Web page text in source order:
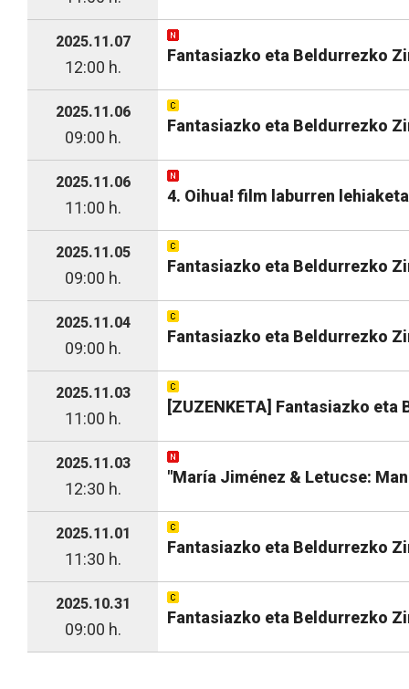
2025.11.07
12:00 h.
Fantasiazko eta Beldurrezko
2025.11.06
09:00 h.
Fantasiazko eta Beldurrezko
2025.11.06
11:00 h.
4. Oihua! film laburren
2025.11.05
09:00 h.
Fantasiazko eta Beldurrezko
2025.11.04
09:00 h.
Fantasiazko eta Beldurrezko
2025.11.03
11:00 h.
[ZUZENKETA] Fantasiazko
2025.11.03
12:30 h.
"María Jiménez & Letucse:
2025.11.01
11:30 h.
Fantasiazko eta Beldurrezko
2025.10.31
09:00 h.
Fantasiazko eta Beldurrezko